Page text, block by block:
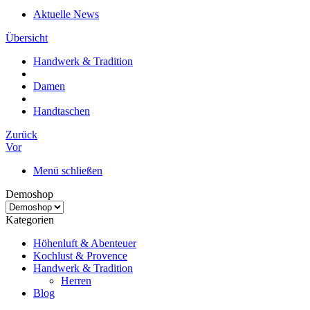
Aktuelle News
Übersicht
Handwerk & Tradition
Damen
Handtaschen
Zurück
Vor
Menü schließen
Demoshop
Kategorien
Höhenluft & Abenteuer
Kochlust & Provence
Handwerk & Tradition
Herren
Blog